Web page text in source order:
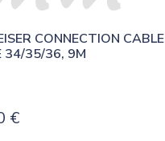
CONNECTION CABLE
34/35/36, 9M
€